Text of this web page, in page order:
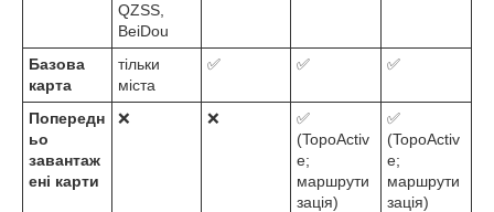
QZSS,
BeiDou
Базова
карта
тільки
міста
✅ ✅ ✅
Попередн
ьо
завантаж
ені карти
❌ ❌
✅
(TopoActiv
e;
маршрути
зація)
✅
(TopoActiv
e;
маршрути
зація)